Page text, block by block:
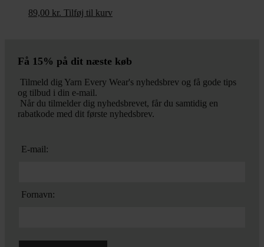
89,00 kr. Tilføj til kurv
Få 15% på dit næste køb
Tilmeld dig Yarn Every Wear's nyhedsbrev og få gode tips
og tilbud i din e-mail.
Når du tilmelder dig nyhedsbrevet, får du samtidig en
rabatkode med dit første nyhedsbrev.
E-mail:
Fornavn: